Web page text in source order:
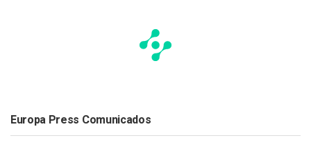
Europa Press Comunicados